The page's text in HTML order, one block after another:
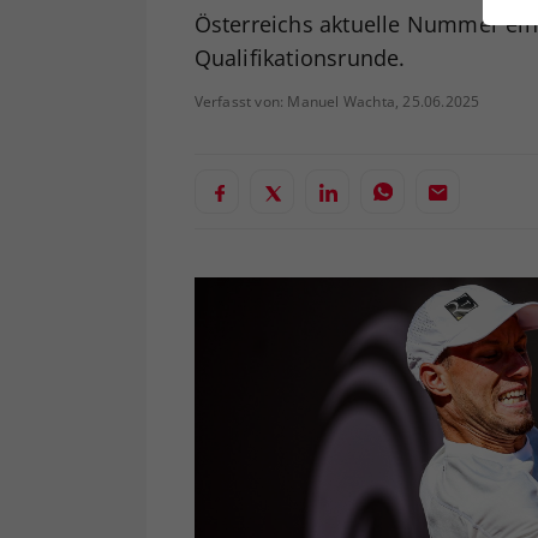
Österreichs aktuelle Nummer
Qualifikationsrunde.
Verfasst von: Manuel Wachta, 25.06.2025